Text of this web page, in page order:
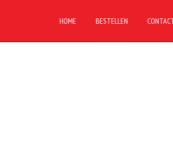
HOME BESTELLEN